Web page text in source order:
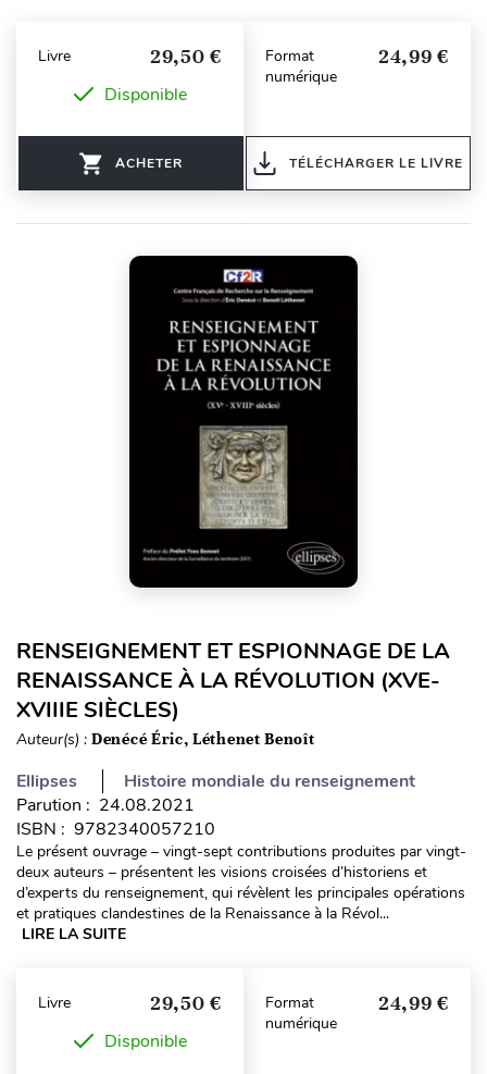
Livre 29,50 €
Disponible
ACHETER
Format
numérique
24,99 €
TÉLÉCHARGER LE LIVRE
RENSEIGNEMENT ET ESPIONNAGE DE LA
RENAISSANCE À LA RÉVOLUTION (XVE-
XVIIIE SIÈCLES)
Auteur(s) : Denécé Éric, Léthenet Benoît
Ellipses
Histoire mondiale du renseignement
Parution : 24.08.2021
ISBN : 9782340057210
Le présent ouvrage – vingt-sept contributions produites par vingt-
deux auteurs – présentent les visions croisées d’historiens et
d’experts du renseignement, qui révèlent les principales opérations
et pratiques clandestines de la Renaissance à la Révol...
LIRE LA SUITE
Livre 29,50 €
Disponible
Format
numérique
24,99 €